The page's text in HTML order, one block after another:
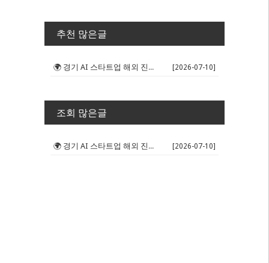
추천 많은글
🌍 경기 AI 스타트업 해외 진출 판... [2026-07-10]
조회 많은글
🌍 경기 AI 스타트업 해외 진출 판... [2026-07-10]